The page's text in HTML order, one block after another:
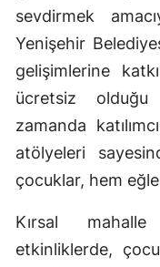
sevdirmek
Yenişehir
gelişimlerine
ücretsiz olduğu
zamanda
atölyeleri
çocuklar, hem
Kırsal mahalle
etkinliklerde,